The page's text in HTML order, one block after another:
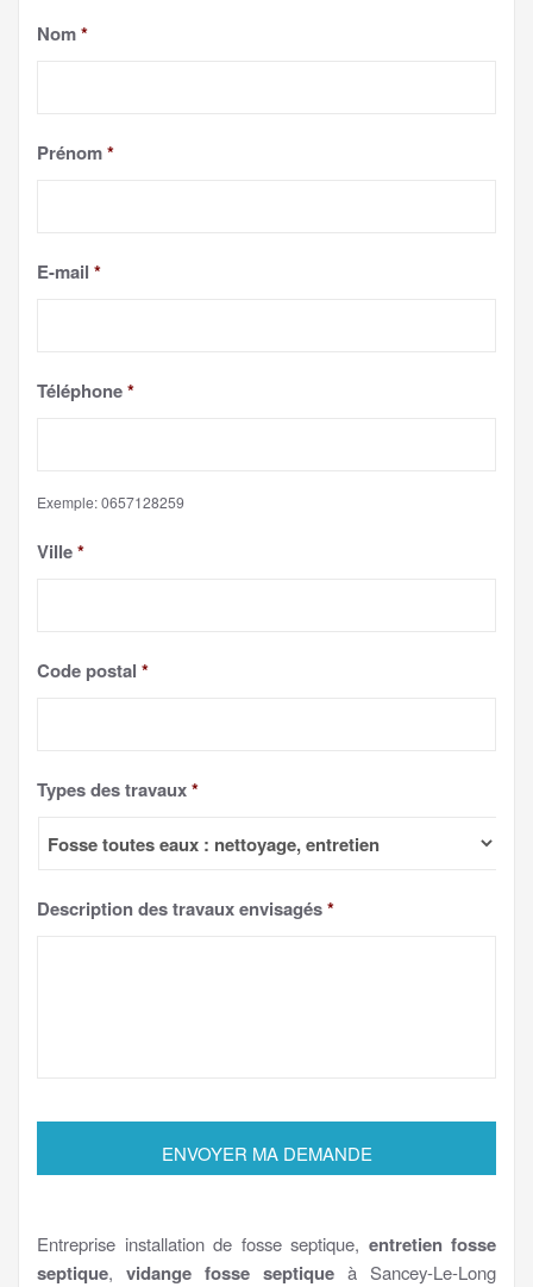
Nom*
Prénom*
E-mail *
Téléphone*
Exemple: 0657128259
Ville*
Code postal *
Types des travaux*
Description des travaux envisagés*
Entreprise installation de fosse septique, entretien fosse
septique, vidange fosse septique à Sancey-Le-Long